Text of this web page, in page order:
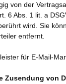
von der
6 Abs. 1 lit. a
wird. Sie
entfernt.
für E-Mail-
Zusendung von